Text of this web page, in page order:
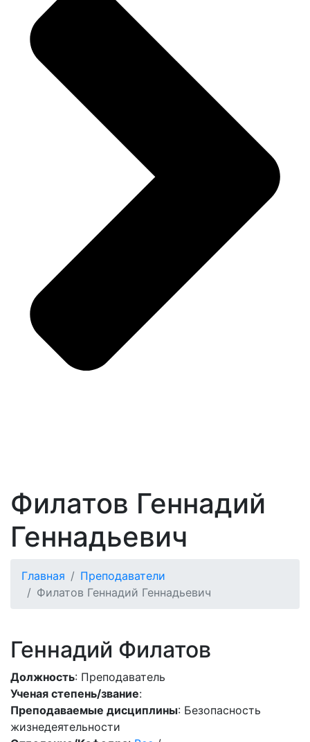
Филатов Геннадий
Геннадьевич
Главная
Преподаватели
Филатов Геннадий Геннадьевич
Геннадий Филатов
Должность: Преподаватель
Ученая степень/звание:
Преподаваемые дисциплины: Безопасность
жизнедеятельности